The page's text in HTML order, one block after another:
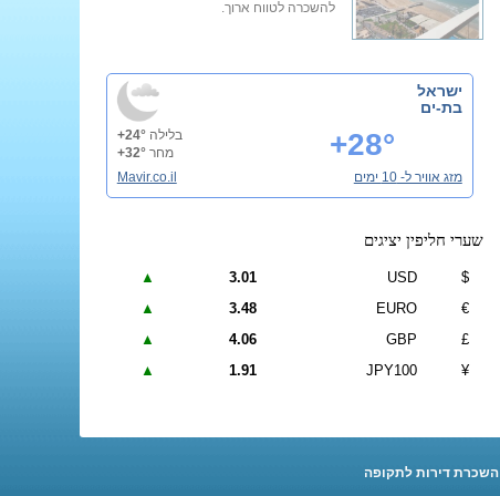
להשכרה לטווח ארוך.
ישראל
בת-ים
+28° בלילה+24°
מחר+32°
מזג אוויר ל- 10 ימים
Mavir.co.il
שערי חליפין יציגים
$
USD
3.01
▲
€
EURO
3.48
▲
£
GBP
4.06
▲
¥
JPY100
1.91
▲
השכרת דירות לתקופה